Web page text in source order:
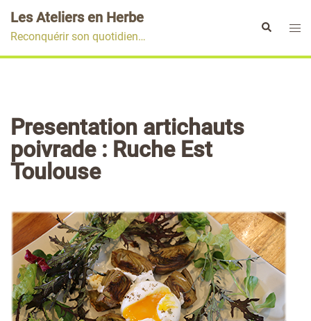
au
contenu
Les Ateliers en Herbe
Reconquérir son quotidien…
Rechercher
Presentation artichauts
poivrade : Ruche Est
Toulouse